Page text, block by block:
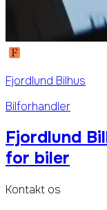
Fjordlund Bilhus
Bilforhandler
Fjordlund
for biler
Kontakt os